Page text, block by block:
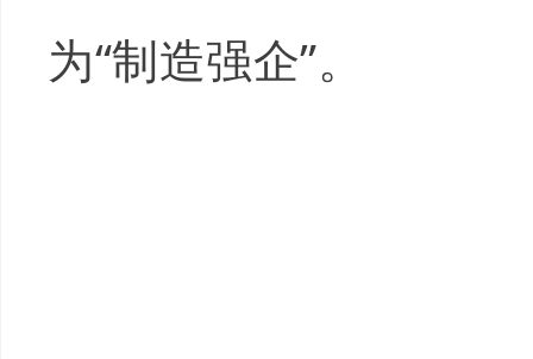
为“制造强企”。